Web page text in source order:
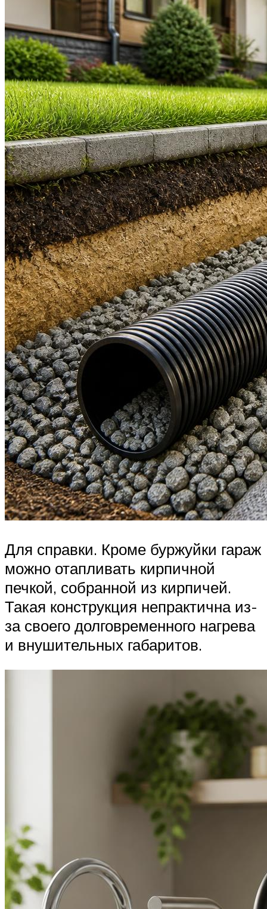
Для справки. Кроме буржуйки гараж
можно отапливать кирпичной
печкой, собранной из кирпичей.
Такая конструкция непрактична из-
за своего долговременного нагрева
и внушительных габаритов.